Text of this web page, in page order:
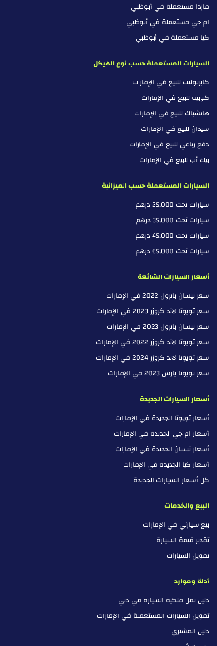
مازدا مستعملة في أبوظبي
ام جي مستعملة في أبوظبي
كيا مستعملة في أبوظبي
السيارات المستعملة حسب نوع الهيكل
كابريوليت للبيع في الإمارات
كوبيه للبيع في الإمارات
هاتشباك للبيع في الإمارات
سيدان للبيع في الإمارات
دفع رباعي للبيع في الإمارات
بيك أب للبيع في الإمارات
السيارات المستعملة حسب الميزانية
سيارات تحت 25,000 درهم
سيارات تحت 35,000 درهم
سيارات تحت 45,000 درهم
سيارات تحت 65,000 درهم
أسعار السيارات الشائعة
سعر نيسان باترول 2022 في الإمارات
سعر تويوتا لاند كروزر 2023 في الإمارات
سعر نيسان باترول 2023 في الإمارات
سعر تويوتا لاند كروزر 2022 في الإمارات
سعر تويوتا لاند كروزر 2024 في الإمارات
سعر تويوتا يارس 2023 في الإمارات
أسعار السيارات الجديدة
أسعار تويوتا الجديدة في الإمارات
أسعار ام جي الجديدة في الإمارات
أسعار نيسان الجديدة في الإمارات
أسعار كيا الجديدة في الإمارات
كل أسعار السيارات الجديدة
البيع والخدمات
بيع سيارتي في الإمارات
تقدير قيمة السيارة
تمويل السيارات
أدلة وموارد
دليل نقل ملكية السيارة في دبي
تمويل السيارات المستعملة في الإمارات
دليل المشتري